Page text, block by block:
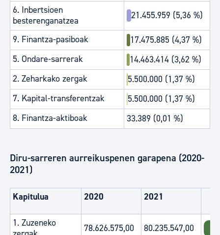
6. Inbertsioen
besterenganatzea
21.455.959 (5,36 %)
9. Finantza-pasiboak
17.475.885 (4,37 %)
5. Ondare-sarrerak
14.463.414 (3,62 %)
2. Zeharkako zergak
5.500.000 (1,37 %)
7. Kapital-transferentzak
5.500.000 (1,37 %)
8. Finantza-aktiboak
33.389 (0,01 %)
Diru-sarreren aurreikuspenen garapena (2020-
2021)
Kapitulua 2020 2021
1. Zuzeneko
78.626.575,00 80.235.547,00